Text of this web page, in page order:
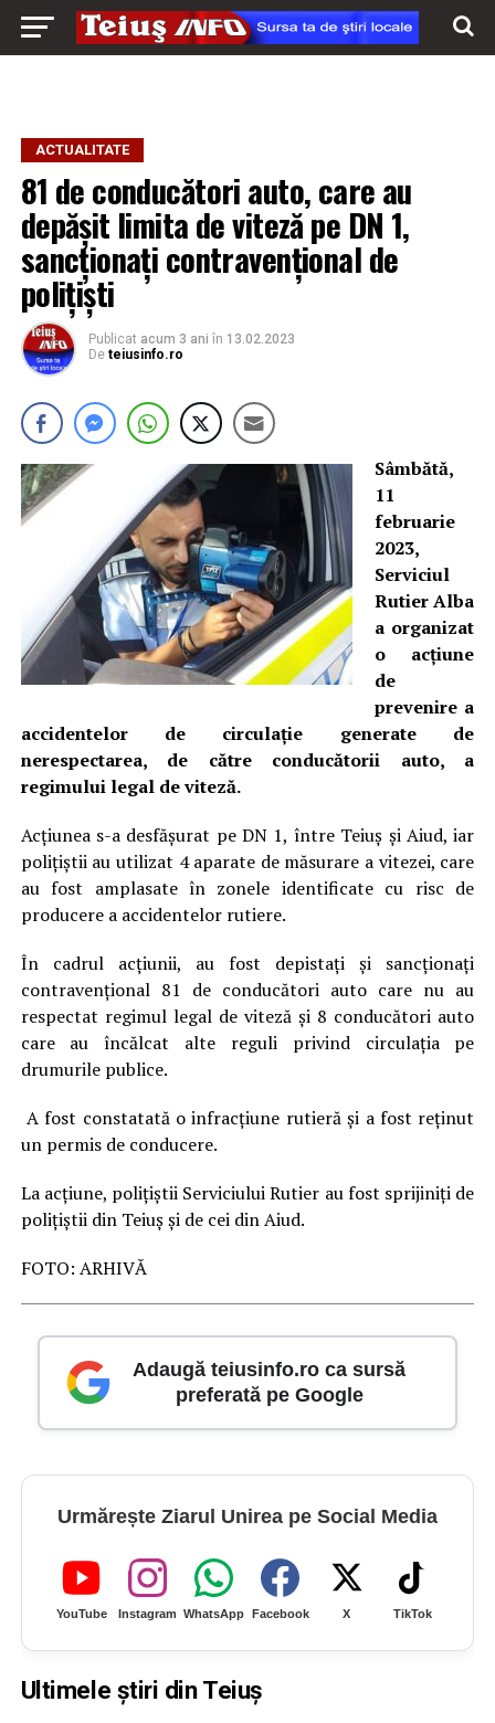
ACTUALITATE
81 de conducători auto, care au
depășit limita de viteză pe DN 1,
sancționați contravențional de
polițiști
Publicat acum 3 ani în 13.02.2023
De teiusinfo.ro
Sâmbătă,
11
februarie
2023,
Serviciul
Rutier Alba
a organizat
o acțiune
de
prevenire a
accidentelor de circulație generate de
nerespectarea, de către conducătorii auto, a
regimului legal de viteză.
Acțiunea s-a desfășurat pe DN 1, între Teiuș și Aiud, iar
polițiștii au utilizat 4 aparate de măsurare a vitezei, care
au fost amplasate în zonele identificate cu risc de
producere a accidentelor rutiere.
În cadrul acțiunii, au fost depistați și sancționați
contravențional 81 de conducători auto care nu au
respectat regimul legal de viteză și 8 conducători auto
care au încălcat alte reguli privind circulația pe
drumurile publice.
A fost constatată o infracțiune rutieră și a fost reținut
un permis de conducere.
La acțiune, polițiștii Serviciului Rutier au fost sprijiniți de
polițiștii din Teiuș și de cei din Aiud.
FOTO: ARHIVĂ
Adaugă teiusinfo.ro ca sursă
preferată pe Google
Urmărește Ziarul Unirea pe Social Media
YouTube Instagram WhatsApp Facebook X TikTok
Ultimele știri din Teiuș